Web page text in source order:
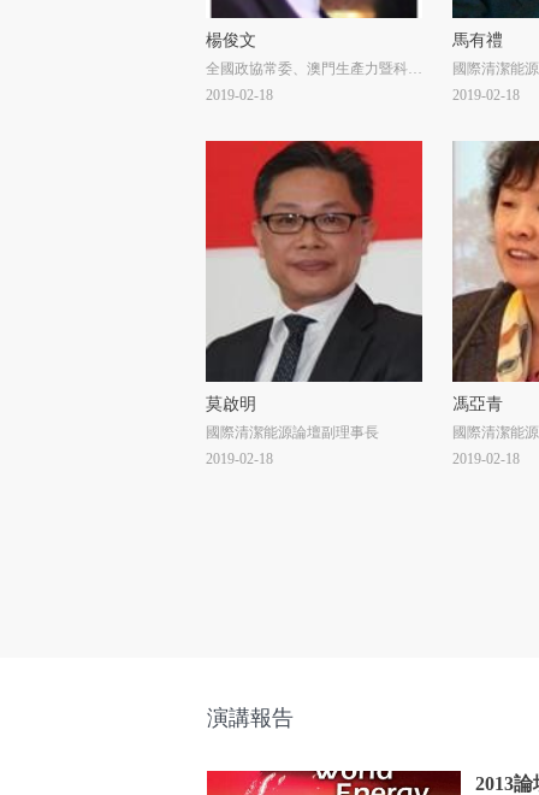
2013
演講報告
楊俊文
全國政協常委、澳門生產力暨科技
轉移中心主席、國際清潔能源論壇
2019-02-18
馬有禮
國際清潔能
2019-02-18
莫啟明
國際清潔能源論壇副理事長
2019-02-18
馮亞青
國際清潔能
2019-02-18